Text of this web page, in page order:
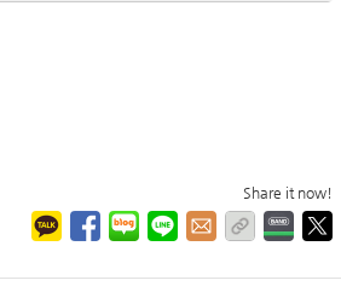
Share it now!